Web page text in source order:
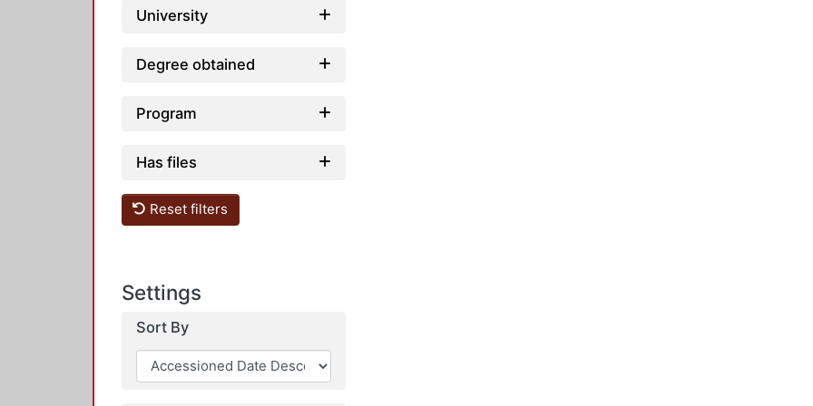
University
Degree obtained
Program
Has files
Reset filters
Settings
Sort By